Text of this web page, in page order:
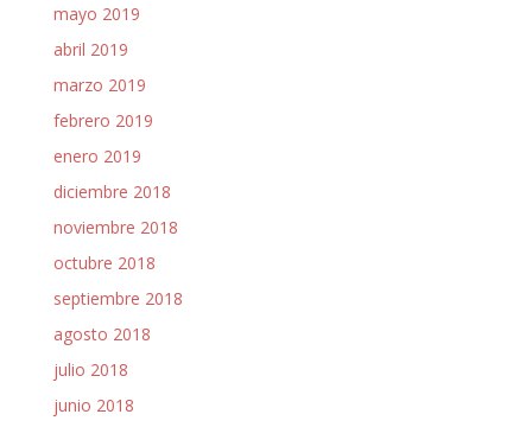
mayo 2019
abril 2019
marzo 2019
febrero 2019
enero 2019
diciembre 2018
noviembre 2018
octubre 2018
septiembre 2018
agosto 2018
julio 2018
junio 2018